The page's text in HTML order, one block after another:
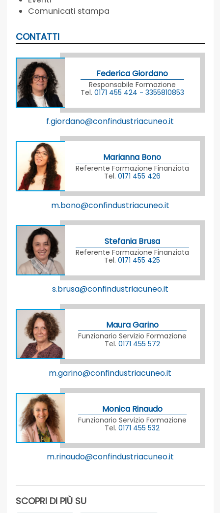
Comunicati stampa
CONTATTI
Federica Giordano
Responsabile Formazione
Tel. 0171 455 424 - 3355810853
f.giordano@confindustriacuneo.it
Marianna Bono
Referente Formazione Finanziata
Tel. 0171 455 426
m.bono@confindustriacuneo.it
Stefania Brusa
Referente Formazione Finanziata
Tel. 0171 455 425
s.brusa@confindustriacuneo.it
Maura Garino
Funzionario Servizio Formazione
Tel. 0171 455 572
m.garino@confindustriacuneo.it
Monica Rinaudo
Funzionario Servizio Formazione
Tel. 0171 455 532
m.rinaudo@confindustriacuneo.it
SCOPRI DI PIÙ SU